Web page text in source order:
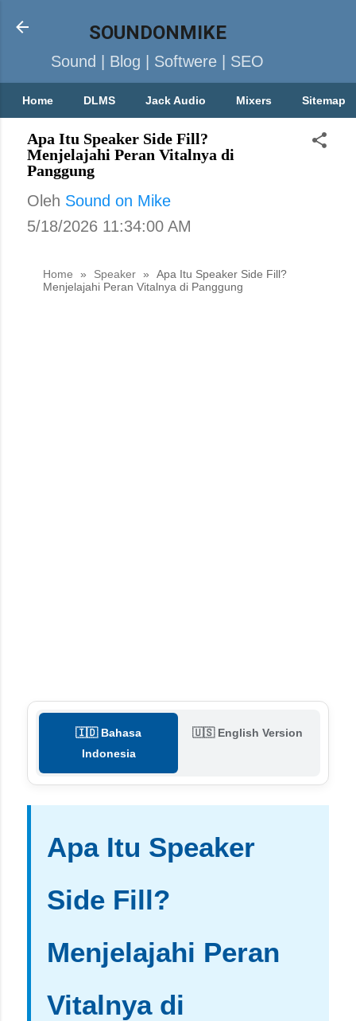
SOUNDONMIKE
Sound | Blog | Softwere | SEO
Home DLMS Jack Audio Mixers Sitemap
Apa Itu Speaker Side Fill?
Menjelajahi Peran Vitalnya di
Panggung
Oleh Sound on Mike
5/18/2026 11:34:00 AM
Home » Speaker »
Apa Itu Speaker Side Fill?
Menjelajahi Peran Vitalnya di Panggung
🇮🇩 Bahasa
Indonesia
🇺🇸 English Version
Apa Itu Speaker
Side Fill?
Menjelajahi Peran
Vitalnya di